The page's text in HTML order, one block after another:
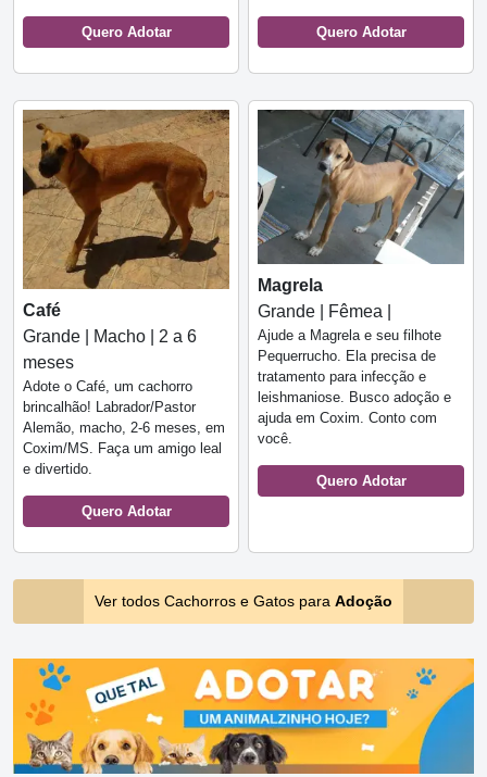
Quero Adotar Quero Adotar
Café
Grande | Macho | 2 a 6
meses
Adote o Café, um cachorro
brincalhão! Labrador/Pastor
Alemão, macho, 2-6 meses, em
Coxim/MS. Faça um amigo leal
e divertido.
Quero Adotar
Magrela
Grande | Fêmea |
Ajude a Magrela e seu filhote
Pequerrucho. Ela precisa de
tratamento para infecção e
leishmaniose. Busco adoção e
ajuda em Coxim. Conto com
você.
Quero Adotar
Ver todos Cachorros e Gatos para Adoção